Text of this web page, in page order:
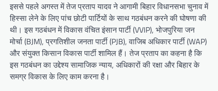
इससे पहले अगस्त में तेज प्रताप यादव ने आगामी बिहार विधानसभा चुनाव में
हिस्सा लेने के लिए पांच छोटी पार्टियों के साथ गठबंधन करने की घोषणा की
थी। इस गठबंधन में विकास वंचित इंसान पार्टी (VVIP), भोजपुरिया जन
मोर्चा (BJM), प्रगतिशील जनता पार्टी (PJB), वाजिब अधिकार पार्टी (WAP)
और संयुक्त किसान विकास पार्टी शामिल हैं। तेज प्रताप का कहना है कि
इस गठबंधन का उद्देश्य सामाजिक न्याय, अधिकारों की रक्षा और बिहार के
समग्र विकास के लिए काम करना है।